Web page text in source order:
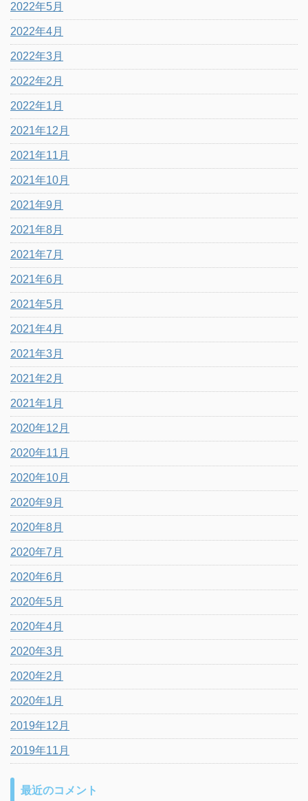
2022年5月
2022年4月
2022年3月
2022年2月
2022年1月
2021年12月
2021年11月
2021年10月
2021年9月
2021年8月
2021年7月
2021年6月
2021年5月
2021年4月
2021年3月
2021年2月
2021年1月
2020年12月
2020年11月
2020年10月
2020年9月
2020年8月
2020年7月
2020年6月
2020年5月
2020年4月
2020年3月
2020年2月
2020年1月
2019年12月
2019年11月
最近のコメント